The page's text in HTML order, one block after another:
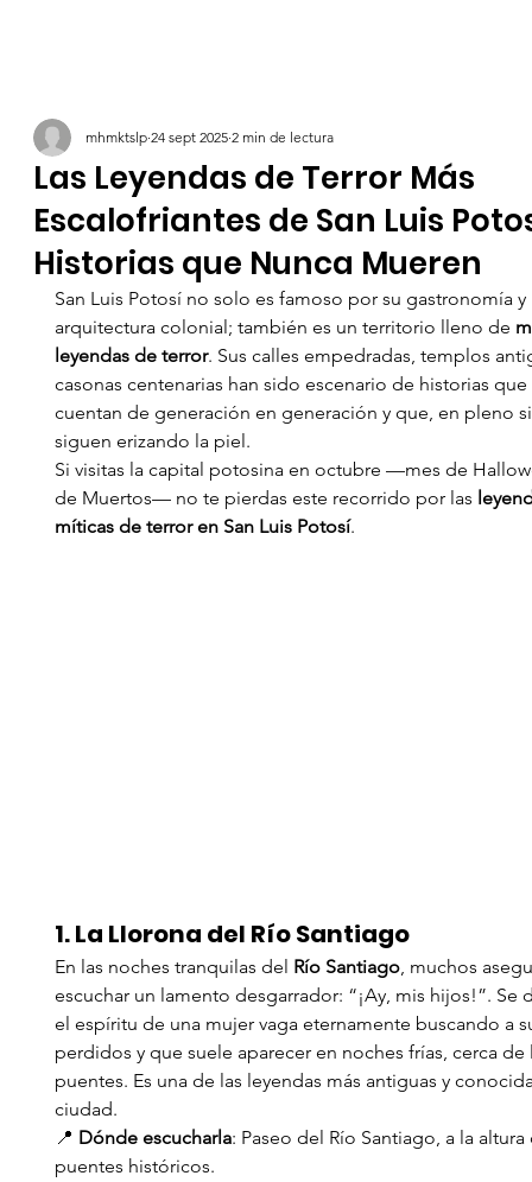
Las Leyendas de Terror Más
Escalofriantes de San Luis
Historias que Nunca Mueren
mhmktslp 24 sept 2025 2 min de lectura
San Luis Potosí no solo es famoso por su gastronomía y
arquitectura colonial; también es un territorio lleno de
leyendas de terror. Sus calles empedradas, templos
casonas centenarias han sido escenario de historias
cuentan de generación en generación y que, en pleno
siguen erizando la piel.
Si visitas la capital potosina en octubre —mes de
de Muertos— no te pierdas este recorrido por las
míticas de terror en San Luis Potosí.
1. La Llorona del Río Santiago
En las noches tranquilas del Río Santiago , muchos
escuchar un lamento desgarrador: “¡Ay, mis hijos!”. Se
el espíritu de una mujer vaga eternamente buscando a
perdidos y que suele aparecer en noches frías, cerca
puentes. Es una de las leyendas más antiguas y
ciudad.
📍 Dónde escucharla: Paseo del Río Santiago, a la
puentes históricos.